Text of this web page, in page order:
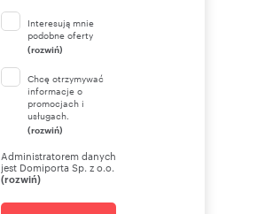
Interesują mnie
podobne oferty
(rozwiń)
Chcę otrzymywać
informacje o
promocjach i
usługach.
(rozwiń)
Administratorem danych
jest Domiporta Sp. z o.o.
(rozwiń)